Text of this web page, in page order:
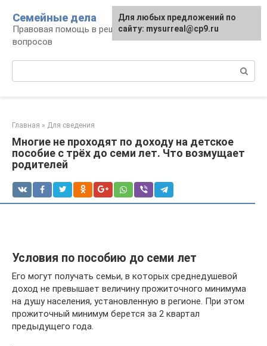
контенту
Семейные дела
Правовая помощь в решении семейных
вопросов
Главная » Для сведения
Многие не проходят по доходу на детское
пособие с трёх до семи лет. Что возмущает
родителей
Условия по пособию до семи лет
Его могут получать семьи, в которых среднедушевой
доход не превышает величину прожиточного минимума
на душу населения, установленную в регионе. При этом
прожиточный минимум берется за 2 квартал
предыдущего года.
Для любых предложений по
сайту: mysurreal@cp9.ru